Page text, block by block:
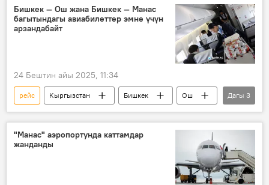
коопсуздук
жабдуу
Бишкек — Ош жана Бишкек — Манас
багытындагы авиабилеттер эмне үчүн
арзандабайт
24 Бештин айы 2025, 11:34
рейс Кыргызстан Бишкек
Ош
Манас шаары
авиабилет баа
Дагы 3
"Манас" аэропортунда каттамдар
жанданды